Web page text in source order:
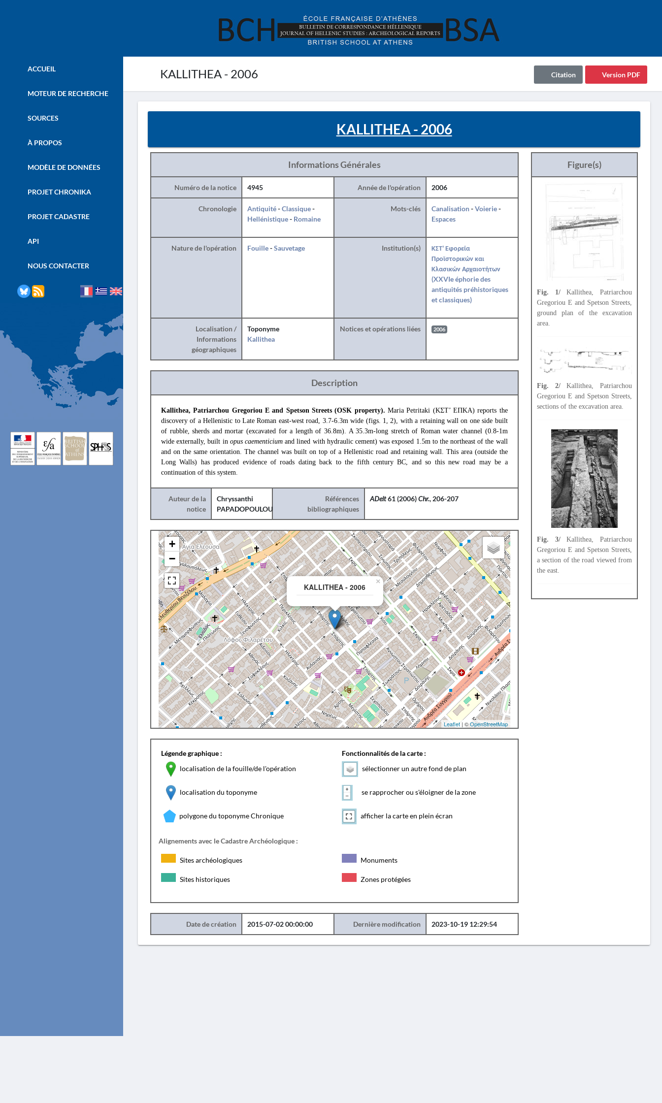
KALLITHEA - 2006 Version PDF
Citation
ACCUEIL
MOTEUR DE RECHERCHE
SOURCES
À PROPOS
MODÈLE DE DONNÉES
PROJET CHRONIKA
PROJET CADASTRE
API
NOUS CONTACTER
KALLITHEA - 2006
Informations Générales
Numéro de la notice 4945 Année de l'opération 2006
Chronologie Antiquité-Classique-
Hellénistique- Romaine
Mots-clés Canalisation-Voierie-
Espaces
Nature de l'opération Fouille-Sauvetage Institution(s)
ΚΣΤ' Εφορεία
Προϊστορικών και
Κλασικών Αρχαιοτήτων
(XXVIe éphorie des
antiquités préhistoriques
et classiques)
Localisation /
Informations
géographiques
Toponyme
Kallithea
Notices et opérations liées 2006
Description
Kallithea, Patriarchou Gregoriou E and Spetson Streets (OSK property).Maria Petritaki (ΚΣΤ’ ΕΠΚΑ) reports the
discovery of a Hellenistic to Late Roman east-west road, 3.7-6.3m wide (figs. 1, 2), with a retaining wall on one side built
of rubble, sherds and mortar (excavated for a length of 36.8m). A 35.3m-long stretch of Roman water channel (0.8-1m
wide externally, built in opus caementiciumand lined with hydraulic cement) was exposed 1.5m to the northeast of the wall
and on the same orientation. The channel was built on top of a Hellenistic road and retaining wall. This area (outside the
Long Walls) has produced evidence of roads dating back to the fifth century BC, and so this new road may be a
continuation of this system.
Auteur de la
notice
Chryssanthi
PAPADOPOULOU
Références
bibliographiques
ADelt61 (2006)Chr., 206-207
KALLITHEA - 2006
×
+
−
Leaflet| ©OpenStreetMap
Légende graphique :
localisation de la fouille/de l'opération
localisation du toponyme
polygone du toponyme Chronique
Fonctionnalités de la carte :
sélectionner un autre fond de plan
se rapprocher ou s'éloigner de la zone
afficher la carte en plein écran
Alignements avec le Cadastre Archéologique :
Sites archéologiques Monuments
Sites historiques Zones protégées
Date de création 2015-07-02 00:00:00 Dernière modification 2023-10-19 12:29:54
Figure(s)
Fig. 1/Kallithea, Patriarchou
Gregoriou E and Spetson Streets,
ground plan of the excavation
area.
Fig. 2/Kallithea, Patriarchou
Gregoriou E and Spetson Streets,
sections of the excavation area.
Fig. 3/Kallithea, Patriarchou
Gregoriou E and Spetson Streets,
a section of the road viewed from
the east.